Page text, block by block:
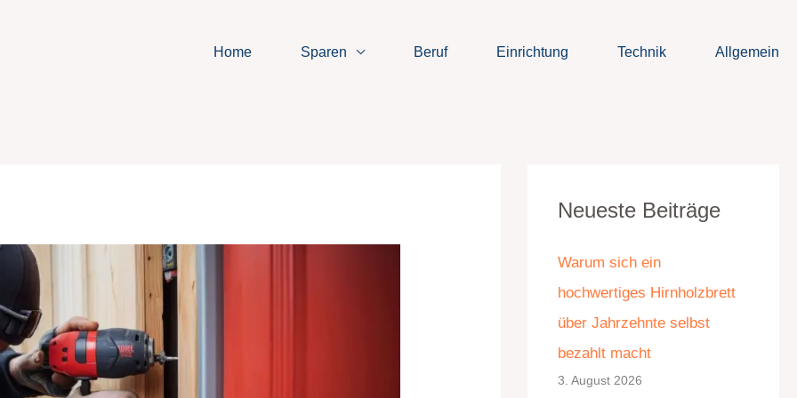
Home Sparen Beruf Einrichtung Technik Allgemein
Neueste Beiträge
Warum sich ein
hochwertiges Hirnholzbrett
über Jahrzehnte selbst
bezahlt macht
3. August 2026
a
e
g
o
r
i
r
h
i
v